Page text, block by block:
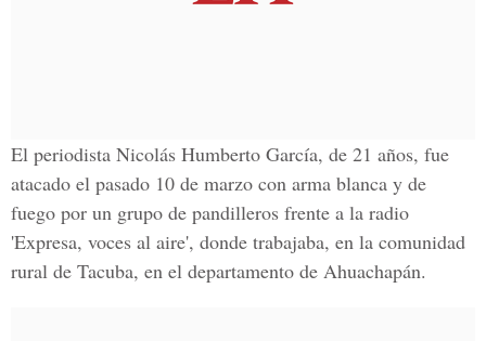
El periodista Nicolás Humberto García, de 21 años, fue
atacado el pasado 10 de marzo con arma blanca y de
fuego por un grupo de pandilleros frente a la radio
'Expresa, voces al aire', donde trabajaba, en la comunidad
rural de Tacuba, en el departamento de Ahuachapán.